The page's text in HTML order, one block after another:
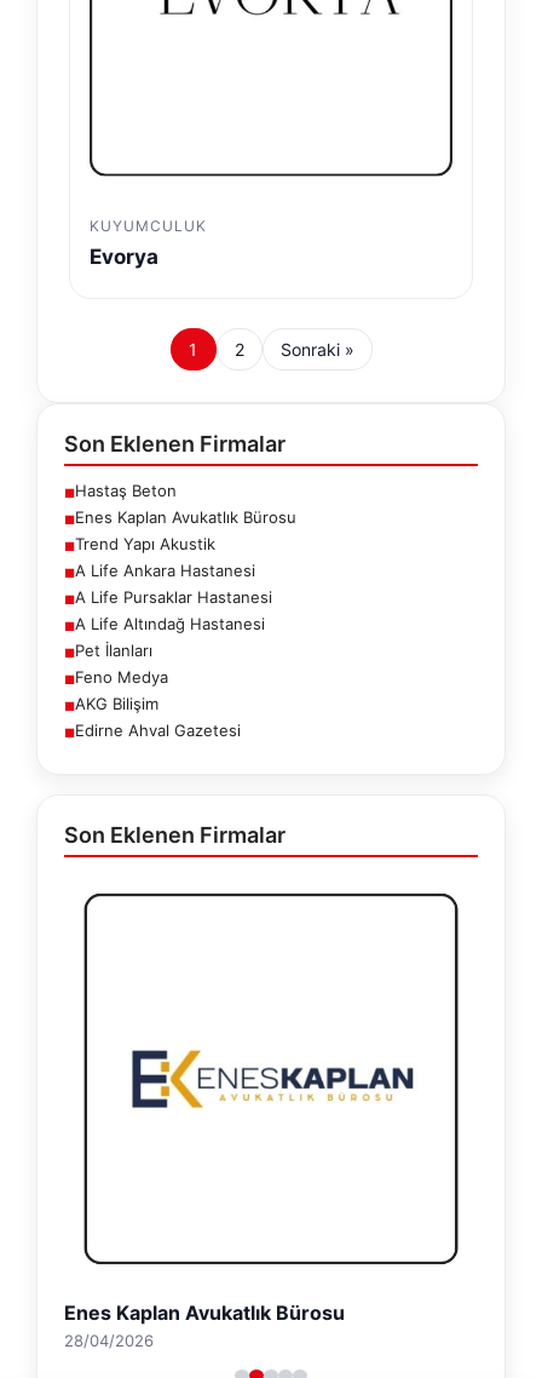
KUYUMCULUK
Evorya
1 2 Sonraki »
Son Eklenen Firmalar
■Hastaş Beton
■Enes Kaplan Avukatlık Bürosu
■Trend Yapı Akustik
■A Life Ankara Hastanesi
■A Life Pursaklar Hastanesi
■A Life Altındağ Hastanesi
■Pet İlanları
■Feno Medya
■AKG Bilişim
■Edirne Ahval Gazetesi
Son Eklenen Firmalar
Enes Kaplan Avukatlık Bürosu
28/04/2026